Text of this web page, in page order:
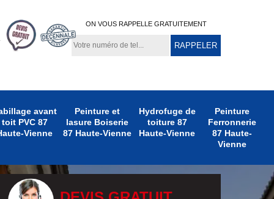
ON VOUS RAPPELLE GRATUITEMENT
avant
toit PVC 87
Vienne
Peinture et
lasure Boiserie
87 Haute-Vienne
Hydrofuge de
toiture 87
Haute-Vienne
Peinture
Ferronnerie
87 Haute-
Vienne